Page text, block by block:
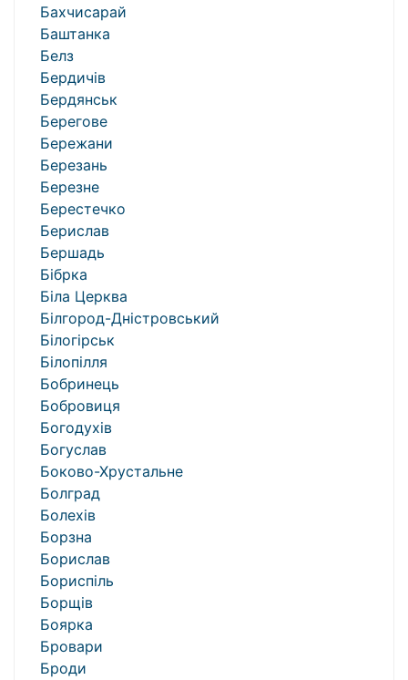
Бахчисарай
Баштанка
Белз
Бердичів
Бердянськ
Берегове
Бережани
Березань
Березне
Берестечко
Берислав
Бершадь
Бібрка
Біла Церква
Білгород-Дністровський
Білогірськ
Білопілля
Бобринець
Бобровиця
Богодухів
Богуслав
Боково-Хрустальне
Болград
Болехів
Борзна
Борислав
Бориспіль
Борщів
Боярка
Бровари
Броди